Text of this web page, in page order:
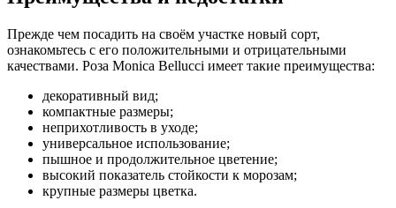
Прежде чем посадить на своём участке новый сорт,
ознакомьтесь с его положительными и отрицательными
качествами. Роза Monica Bellucci имеет такие преимущества:
декоративный вид;
компактные размеры;
неприхотливость в уходе;
универсальное использование;
пышное и продолжительное цветение;
высокий показатель стойкости к морозам;
крупные размеры цветка.